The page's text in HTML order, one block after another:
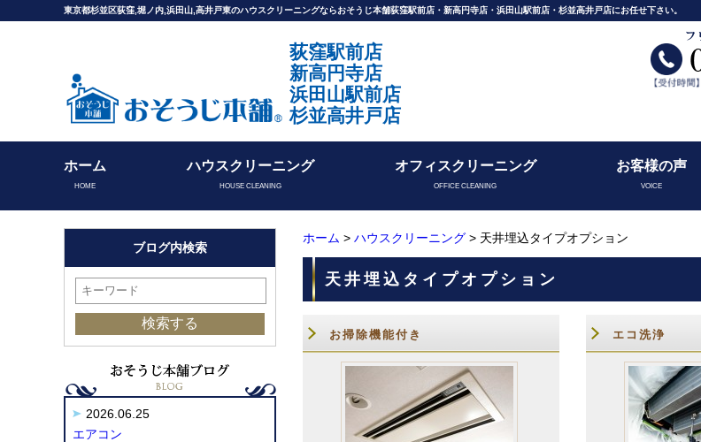
東京都杉並区荻窪,堀ノ内,浜田山,高井戸東のハウスクリーニングならおそうじ本舗荻窪駅前店・新高円寺店・浜田山駅前店・杉並高井戸店にお任せ下さい。
荻窪駅前店
新高円寺店
浜田山駅前店
杉並高井戸店
ホーム
HOME
ハウスクリーニング
HOUSE CLEANING
オフィスクリーニング
OFFICE CLEANING
お客様の声
VOICE
ホーム > ハウスクリーニング > 天井埋込タイプオプション
天井埋込タイプオプション
お掃除機能付き エコ洗浄
ブログ内検索
2026.06.25
エアコン